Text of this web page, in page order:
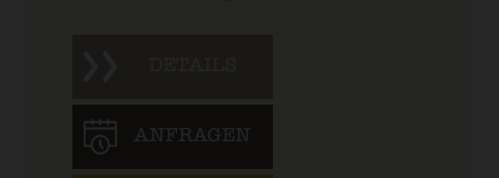
ANFRAGEN